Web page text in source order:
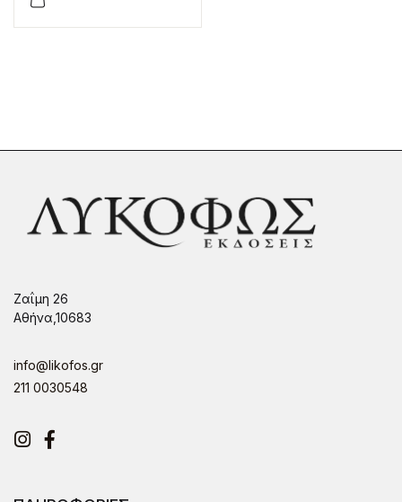
Ζαΐμη 26
Αθήνα,10683
info@likofos.gr
211 0030548
Instagram
Facebook